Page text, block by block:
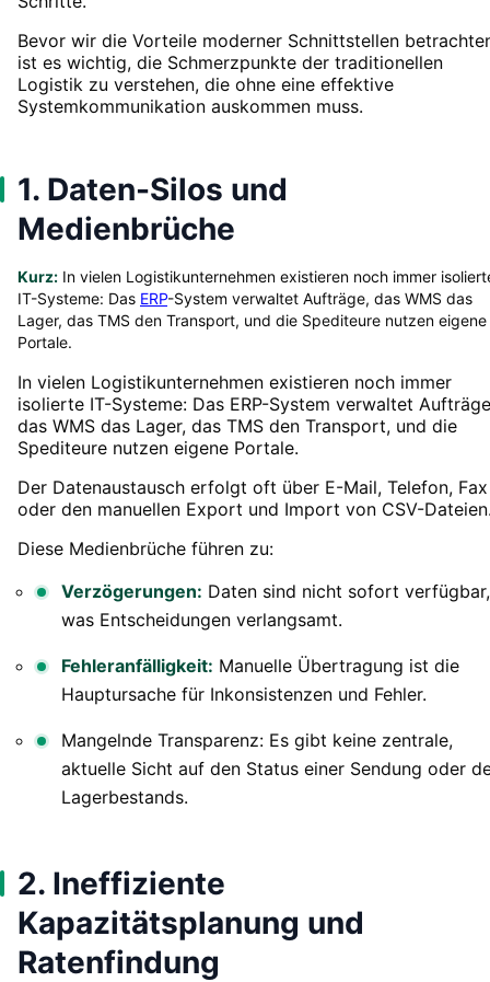
Bevor wir die Vorteile moderner Schnittstellen
ist es wichtig, die Schmerzpunkte der traditionellen
Logistik zu verstehen, die ohne eine effektive
Systemkommunikation auskommen muss.
1. Daten-Silos und
Medienbrüche
Kurz: In vielen Logistikunternehmen existieren noch immer
IT-Systeme: Das ERP-System verwaltet Aufträge, das WMS das
Lager, das TMS den Transport, und die Spediteure nutzen eigene
Portale.
In vielen Logistikunternehmen existieren noch immer
isolierte IT-Systeme: Das ERP-System verwaltet
das WMS das Lager, das TMS den Transport, und die
Spediteure nutzen eigene Portale.
Der Datenaustausch erfolgt oft über E-Mail, Telefon, Fax
oder den manuellen Export und Import von CSV-
Diese Medienbrüche führen zu:
Verzögerungen: Daten sind nicht sofort verfügbar,
was Entscheidungen verlangsamt.
Fehleranfälligkeit: Manuelle Übertragung ist die
Hauptursache für Inkonsistenzen und Fehler.
Mangelnde Transparenz: Es gibt keine zentrale,
aktuelle Sicht auf den Status einer Sendung oder
Lagerbestands.
2. Ineffiziente
Kapazitätsplanung und
Ratenfindung